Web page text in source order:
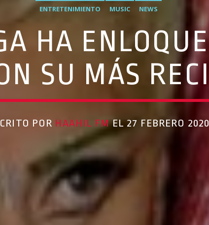
ENTRETENIMIENTO MUSIC NEWS
HA
SU MÁS
POR HAAHIL FMEL 27 FEBRERO